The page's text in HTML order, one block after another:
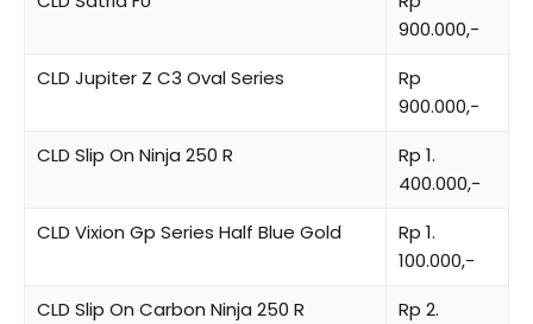
900.000,-
CLD Jupiter Z C3 Oval Series
Rp
900.000,-
CLD Slip On Ninja 250 R
Rp 1.
400.000,-
CLD Vixion Gp Series Half Blue Gold
Rp 1.
100.000,-
CLD Slip On Carbon Ninja 250 R
Rp 2.